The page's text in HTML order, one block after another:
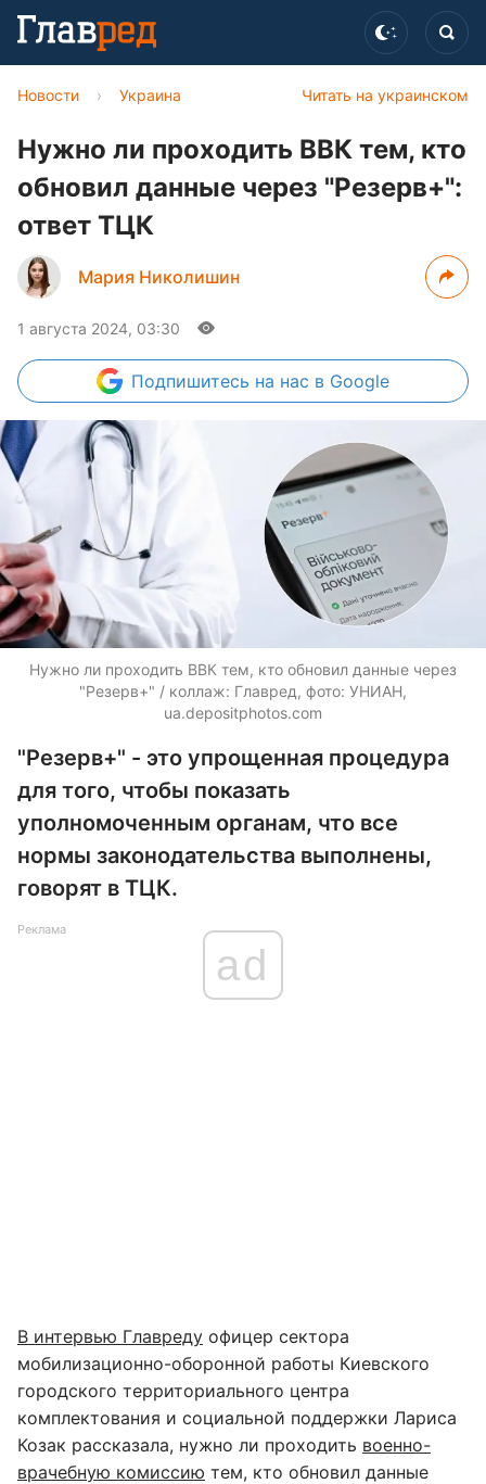
Читать на украинском
Новости › Украина
Нужно ли проходить ВВК тем, кто
обновил данные через "Резерв+":
ответ ТЦК
Мария Николишин
1 августа 2024, 03:30
Подпишитесь на нас в Google
Нужно ли проходить ВВК тем, кто обновил данные через
"Резерв+" / коллаж: Главред, фото: УНИАН,
ua.depositphotos.com
"Резерв+" - это упрощенная процедура
для того, чтобы показать
уполномоченным органам, что все
нормы законодательства выполнены,
говорят в ТЦК.
Реклама
ad
В интервью Главреду офицер сектора
мобилизационно-оборонной работы Киевского
городского территориального центра
комплектования и социальной поддержки Лариса
Козак рассказала, нужно ли проходить военно-
врачебную комиссию тем, кто обновил данные